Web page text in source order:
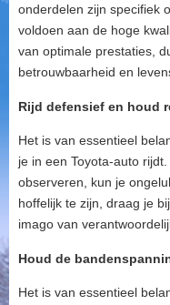
onderdelen zijn specifiek
voldoen aan de hoge
van optimale prestaties,
betrouwbaarheid en
Rijd defensief en houd
Het is van essentieel
je in een Toyota-auto
observeren, kun je
hoffelijk te zijn, draag je
imago van
Houd de
Het is van essentieel